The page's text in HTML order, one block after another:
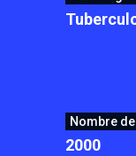
Nombre
2000